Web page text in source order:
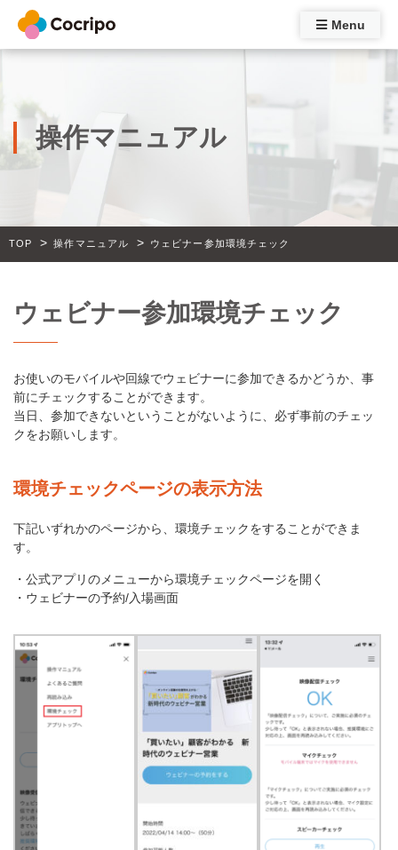
Menu
操作マニュアル
TOP > 操作マニュアル > ウェビナー参加環境チェック
ウェビナー参加環境チェック
お使いのモバイルや回線でウェビナーに参加できるかどうか、事
前にチェックすることができます。
当日、参加できないということがないように、必ず事前のチェッ
クをお願いします。
環境チェックページの表示方法
下記いずれかのページから、環境チェックをすることができま
す。
・公式アプリのメニューから環境チェックページを開く
・ウェビナーの予約/入場画面